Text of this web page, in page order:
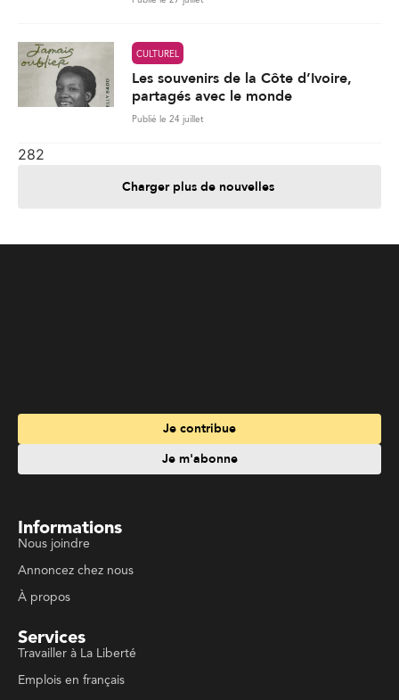
Charger plus de nouvelles
Je contribue
Services
Suivez La Liberté
Code de conduite
Politique de confidentialité
Politique de droits d'auteurs